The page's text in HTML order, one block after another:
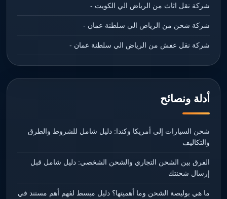
شركة نقل اثاث من الرياض الي الكويت -
شركة شحن من الرياض الي سلطنة عمان -
شركة نقل عفش من الرياض الي سلطنة عمان -
أدلة ونصائح
شحن السيارات إلى أمريكا وكندا: دليل شامل للشروط والطرق
والتكاليف
الفرق بين الشحن التجاري والشحن الشخصي: دليل شامل قبل
إرسال شحنتك
ما هي بوليصة الشحن وما أهميتها؟ دليل مبسط لفهم أهم مستند في